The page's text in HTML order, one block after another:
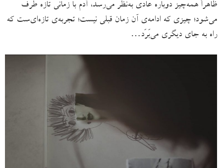
ظاهراً همه‌چیز دوباره عادی به‌نظر می‌رسد، آدم با زمانی تازه طرف
می‌شود؛ چیزی که ادامه‌ی آن زمان قبلی نیست؛ تجربه‌ی تازه‌ای‌ست که
راه به جای دیگری می‌بَرَد…